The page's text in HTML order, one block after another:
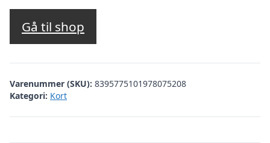
Gå til shop
Varenummer (SKU): 8395775101978075208
Kategori: Kort